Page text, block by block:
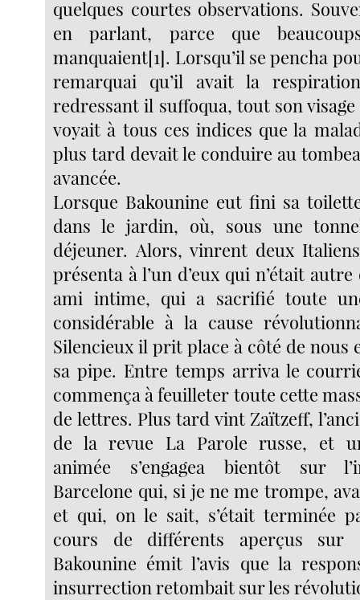
quelques courtes observations.
en parlant, parce que
manquaient[1]. Lorsqu’il se pencha
remarquai qu’il avait la
redressant il suffoqua, tout son
voyait à tous ces indices que la
plus tard devait le conduire au
avancée.
Lorsque Bakounine eut fini sa
dans le jardin, où, sous une
déjeuner. Alors, vinrent deux
présenta à l’un d’eux qui n’était
ami intime, qui a sacrifié toute
considérable à la cause
Silencieux il prit place à côté de nous
sa pipe. Entre temps arriva le
commença à feuilleter toute cette
de lettres. Plus tard vint Zaïtzeff,
de la revue La Parole russe, et
animée s’engagea bientôt sur
Barcelone qui, si je ne me trompe,
et qui, on le sait, s’était terminée
cours de différents aperçus sur
Bakounine émit l’avis que la
insurrection retombait sur les